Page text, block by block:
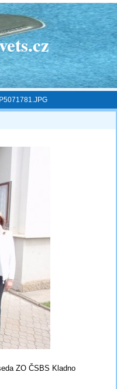
P5071781.JPG
ZO ČSBS Kladno